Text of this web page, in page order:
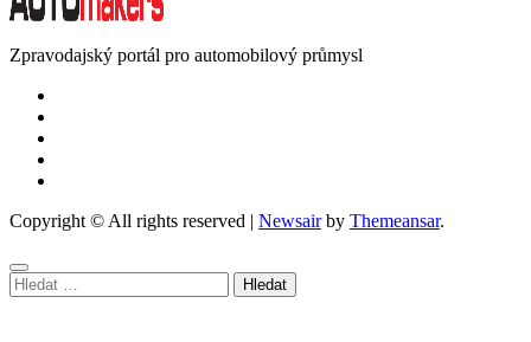
Zpravodajský portál pro automobilový průmysl
Copyright © All rights reserved | Newsairby Themeansar.
Vyhledávání